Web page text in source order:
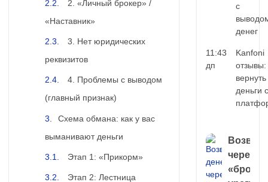
2. «Личный брокер» /
«Наставник»
3. Нет юридических
реквизитов
4. Проблемы с выводом
(главный признак)
Схема обмана: как у вас
выманивают деньги
Этап 1: «Прикорм»
Этап 2: Лестница
с
денег
11:43
дп
Kanfoni
отзывы:
вернуть
деньги с
через